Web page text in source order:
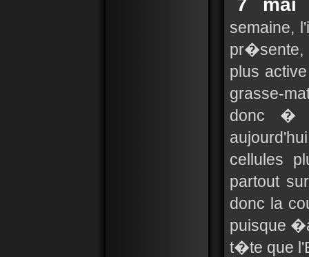
7 mai
semaine,
pr�sente,
plus
grasse-
donc �
cellules
partout
donc la
puisque
t�te que